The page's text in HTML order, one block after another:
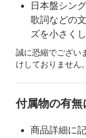
日本盤シン
歌詞などの
ズを小さく
誠に恐縮でござい
けしておりません。
付属物の有無
商品詳細に